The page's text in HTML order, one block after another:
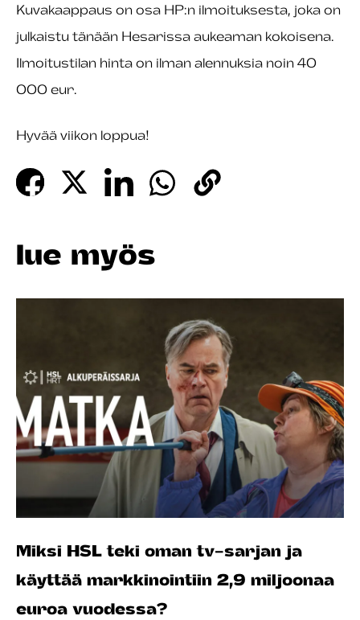
Kuvakaappaus on osa HP:n ilmoituksesta, joka on
julkaistu tänään Hesarissa aukeaman kokoisena.
Ilmoitustilan hinta on ilman alennuksia noin 40
000 eur.
Hyvää viikon loppua!
lue myös
Miksi HSL teki oman tv-sarjan ja
käyttää markkinointiin 2,9 miljoonaa
euroa vuodessa?